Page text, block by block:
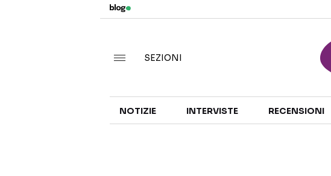
SEZIONI
NOTIZIE INTERVISTE RECENSIONI